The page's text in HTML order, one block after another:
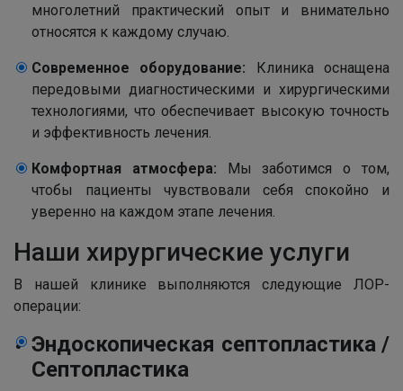
многолетний практический опыт и внимательно
относятся к каждому случаю.
Современное оборудование: Клиника оснащена
передовыми диагностическими и хирургическими
технологиями, что обеспечивает высокую точность
и эффективность лечения.
Комфортная атмосфера: Мы заботимся о том,
чтобы пациенты чувствовали себя спокойно и
уверенно на каждом этапе лечения.
Наши хирургические услуги
В нашей клинике выполняются следующие ЛОР-
операции:
Эндоскопическая септопластика /
Септопластика